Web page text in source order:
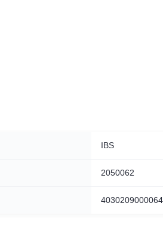
IBS
2050062
4030209000064